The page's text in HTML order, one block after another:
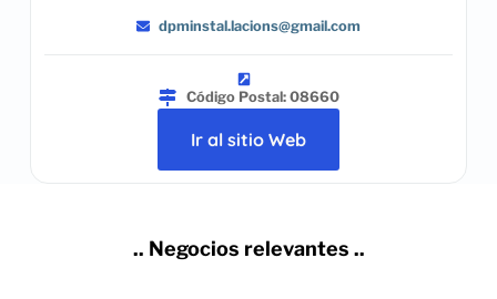
dpminstal.lacions@gmail.com
Código Postal: 08660
Ir al sitio Web
.. Negocios relevantes ..